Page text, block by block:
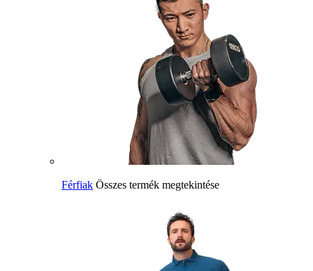
Férfiak Összes termék megtekintése